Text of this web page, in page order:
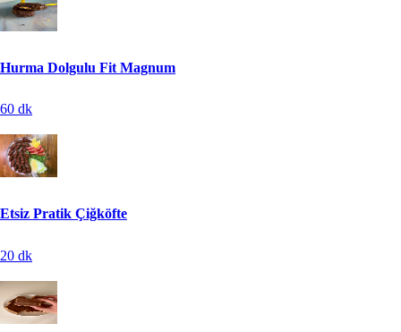
Hurma Dolgulu Fit Magnum
60 dk
Etsiz Pratik Çiğköfte
20 dk